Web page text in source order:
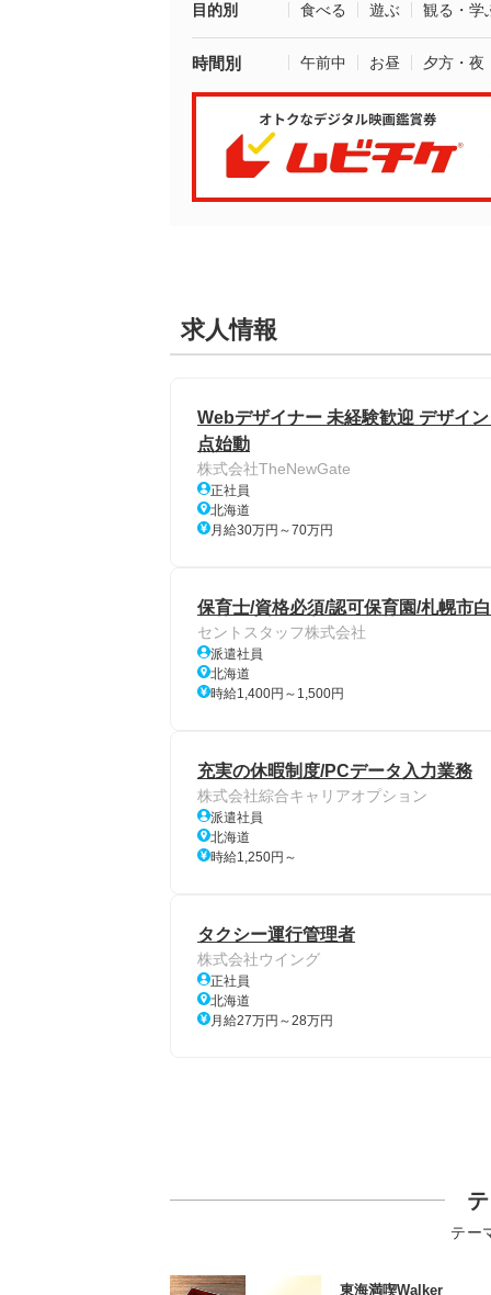
目的別 食べる 遊ぶ 観る・学
時間別 午前中 お昼 夕方・夜
求人情報
Webデザイナー 未経験歓迎 デザイ
点始動
株式会社TheNewGate
正社員
北海道
月給30万円～70万円
保育士/資格必須/認可保育園/札幌市
セントスタッフ株式会社
派遣社員
北海道
時給1,400円～1,500円
充実の休暇制度/PCデータ入力業務
株式会社綜合キャリアオプション
派遣社員
北海道
時給1,250円～
タクシー運行管理者
株式会社ウイング
正社員
北海道
月給27万円～28万円
テー
東海満喫Walker